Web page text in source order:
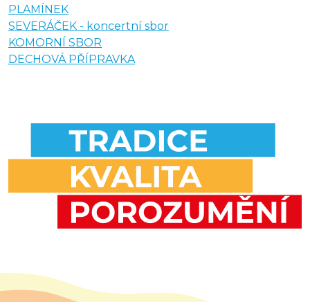
PLAMÍNEK
SEVERÁČEK - koncertní sbor
KOMORNÍ SBOR
DECHOVÁ PŘÍPRAVKA